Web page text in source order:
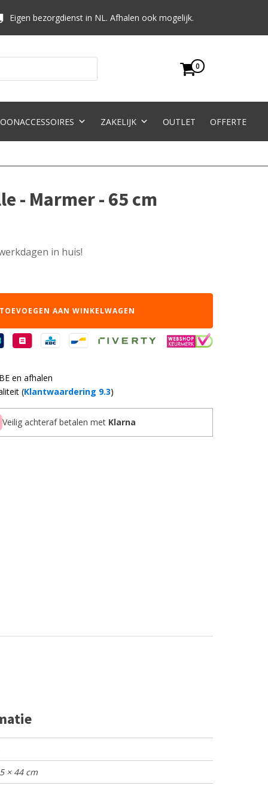
Eigen bezorgdienst in NL. Afhalen ook mogelijk.
0
ZAKELIJK OUTLET OFFERTE
- Marmer - 65 cm
in huis!
TOEVOEGEN AAN WINKELWAGEN
en afhalen
(Klantwaardering 9.3)
Veilig achteraf betalen met Klarna
× 44 cm